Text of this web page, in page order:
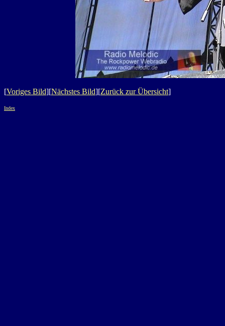
[Voriges Bild][Nächstes Bild][Zurück zur Übersicht]
Index